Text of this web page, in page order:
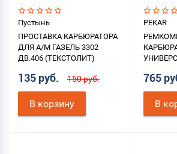
Пустынь
ПРОСТАВКА КАРБЮРАТОРА
ДЛЯ А/М ГАЗЕЛЬ 3302
ДВ.406 (ТЕКСТОЛИТ)
135 руб. 150 руб.
В корзину
PEKAR
765
В